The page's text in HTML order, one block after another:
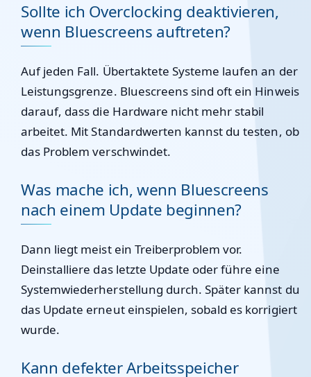
Sollte ich Overclocking deaktivieren,
wenn Bluescreens auftreten?
Auf jeden Fall. Übertaktete Systeme laufen an der
Leistungsgrenze. Bluescreens sind oft ein Hinweis
darauf, dass die Hardware nicht mehr stabil
arbeitet. Mit Standardwerten kannst du testen, ob
das Problem verschwindet.
Was mache ich, wenn Bluescreens
nach einem Update beginnen?
Dann liegt meist ein Treiberproblem vor.
Deinstalliere das letzte Update oder führe eine
Systemwiederherstellung durch. Später kannst du
das Update erneut einspielen, sobald es korrigiert
wurde.
Kann defekter Arbeitsspeicher